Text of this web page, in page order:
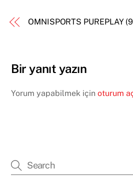
OMNISPORTS PUREPLAY
Bir yanıt yazın
Yorum yapabilmek içinoturum